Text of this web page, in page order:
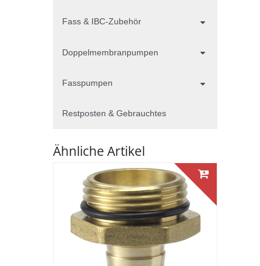
Fass & IBC-Zubehör
Doppelmembranpumpen
Fasspumpen
Restposten & Gebrauchtes
Ähnliche Artikel